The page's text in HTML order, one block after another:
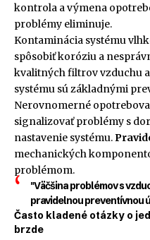
kontrola a výmena
problémy eliminuje.
Kontaminácia systému
spôsobiť koróziu a
kvalitných filtrov vzduchu
systému sú základnými
Nerovnomerné
signalizovať problémy s
nastavenie systému.
mechanických
problémom.
"Väčšina problémov s
pravidelnou preventívnou
Často kladené otázky o
brzde